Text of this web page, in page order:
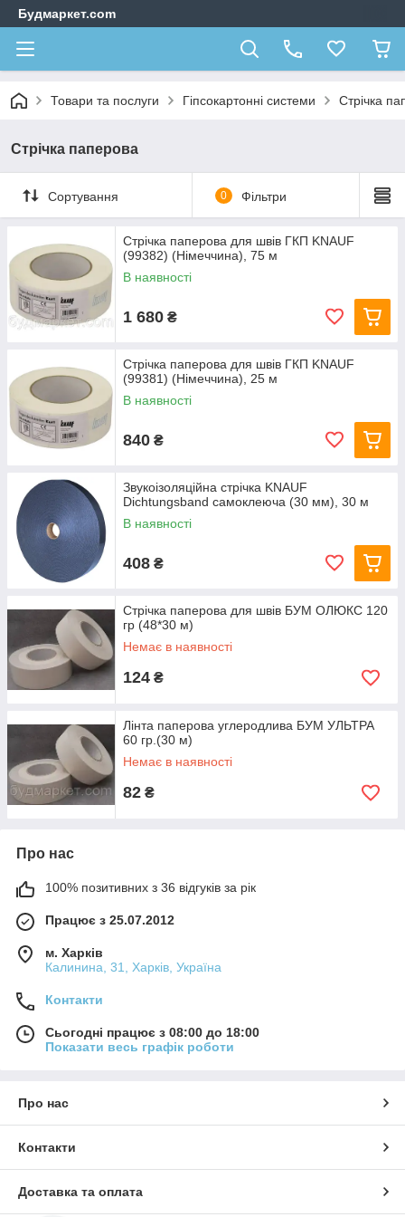
Будмаркет.com
Товари та послуги Гіпсокартонні системи Стрічка
Стрічка паперова
Сортування 0 Фільтри
Стрічка паперова для швів ГКП KNAUF
(99382) (Німеччина), 75 м
В наявності
1 680 ₴
Стрічка паперова для швів ГКП KNAUF
(99381) (Німеччина), 25 м
В наявності
840 ₴
Звукоізоляційна стрічка KNAUF
Dichtungsband самоклеюча (30 мм), 30 м
В наявності
408 ₴
Стрічка паперова для швів БУМ ОЛЮКС 120
гр (48*30 м)
Немає в наявності
124 ₴
Лінта паперова углеродлива БУМ УЛЬТРА
60 гр.(30 м)
Немає в наявності
82 ₴
Про нас
100% позитивних з 36 відгуків за рік
Працює з 25.07.2012
м. Харків
Калинина, 31, Харків, Україна
Контакти
Сьогодні працює з 08:00 до 18:00
Показати весь графік роботи
Про нас
Контакти
Доставка та оплата